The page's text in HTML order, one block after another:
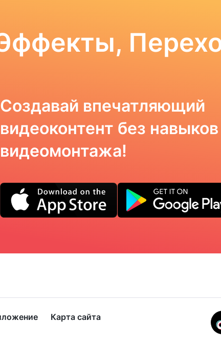
Создавай впечатляющий
видеоконтент без навыков
видеомонтажа!
Карта сайта